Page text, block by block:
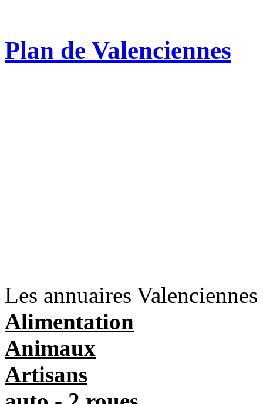
Plan de Valenciennes
Les annuaires Valenciennes
Alimentation
Animaux
Artisans